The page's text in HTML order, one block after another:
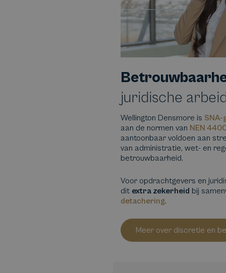
juridische
Wellington Densmore is
aan de normen van NEN
aantoonbaar voldoen aan
van administratie, wet- en
betrouwbaarheid.
Voor opdrachtgevers en
dit extra zekerheid bij
detachering.
Meer over discretie en